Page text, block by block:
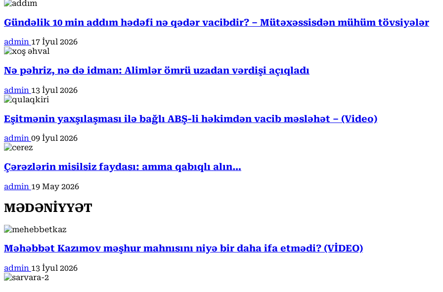
Gündəlik 10 min addım hədəfi nə qədər vacibdir? – Mütəxəssisdən mühüm tövsiyələr
admin 17 İyul 2026
Nə pəhriz, nə də idman: Alimlər ömrü uzadan vərdişi açıqladı
admin 13 İyul 2026
Eşitmənin yaxşılaşması ilə bağlı ABŞ-li həkimdən vacib məsləhət – (Video)
admin 09 İyul 2026
Çərəzlərin misilsiz faydası: amma qabıqlı alın…
admin 19 May 2026
MƏDƏNİYYƏT
Məhəbbət Kazımov məşhur mahnısını niyə bir daha ifa etmədi? (VİDEO)
admin 13 İyul 2026